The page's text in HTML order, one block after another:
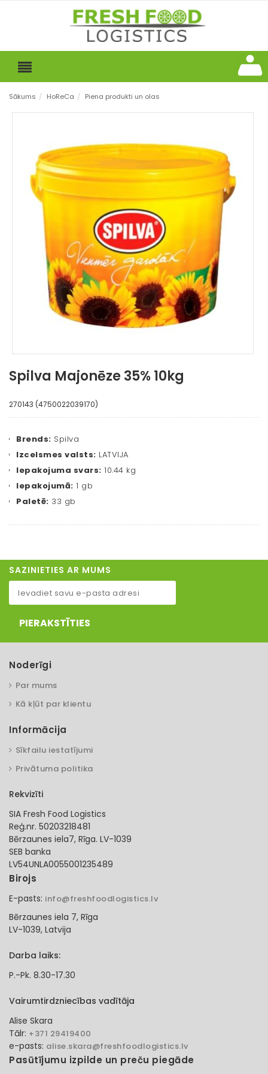
Sākums / HoReCa / Piena produkti un olas
Spilva Majonēze 35% 10kg
270143 (4750022039170)
Brends: Spilva
Izcelsmes valsts: LATVIJA
Iepakojuma svars: 10.44 kg
Iepakojumā: 1 gb
Paletē: 33 gb
SAZINIETIES AR MUMS
PIERAKSTĪTIES
Noderīgi
Par mums
Kā kļūt par klientu
Informācija
Sīkfailu iestatījumi
Privātuma politika
Rekvizīti
SIA Fresh Food Logistics
Reģ.nr. 50203218481
Bērzaunes iela7, Rīga. LV-1039
SEB banka
LV54UNLA0055001235489
Birojs
E-pasts: info@freshfoodlogistics.lv
Bērzaunes iela 7, Rīga
LV-1039, Latvija
Darba laiks:
P.-Pk. 8.30-17.30
Vairumtirdzniecības vadītāja
Alise Skara
Tālr: +371 29419400
e-pasts: alise.skara@freshfoodlogistics.lv
Pasūtījumu izpilde un preču piegāde